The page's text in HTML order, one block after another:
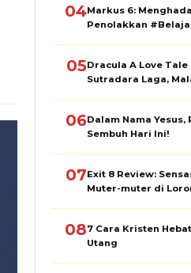
04Markus 6:
Penolakkan
05Dracula A Love
Sutradara Laga,
06Dalam Nama
Sembuh Hari Ini!
07Exit 8 Review:
Muter-muter di
087 Cara Kristen
Utang